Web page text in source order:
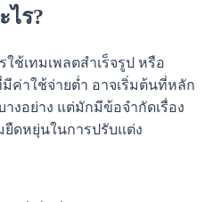
ไร?
ช้เทมเพลตสำเร็จรูป หรือ
ค่าใช้จ่ายต่ำ อาจเริ่มต้นที่หลัก
งอย่าง แต่มักมีข้อจำกัดเรื่อง
ดหยุ่นในการปรับแต่ง